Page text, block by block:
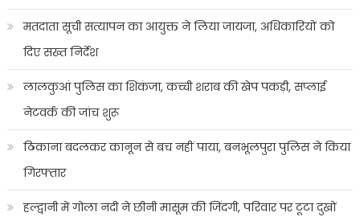
मतदाता सूची सत्यापन का आयुक्त ने लिया जायजा, अधिकारियों को
दिए सख्त निर्देश
लालकुआं पुलिस का शिकंजा, कच्ची शराब की खेप पकड़ी, सप्लाई
नेटवर्क की जांच शुरू
ठिकाना बदलकर कानून से बच नहीं पाया, बनभूलपुरा पुलिस ने किया
गिरफ्तार
हल्द्वानी में गोला नदी ने छीनी मासूम की जिंदगी, परिवार पर टूटा दुखों